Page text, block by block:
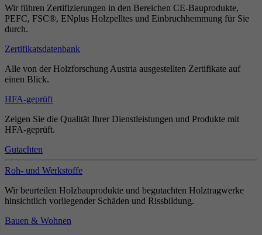
Wir führen Zertifizierungen in den Bereichen CE-Bauprodukte,
PEFC, FSC®, ENplus Holzpelltes und Einbruchhemmung für Sie
durch.
Zertifikatsdatenbank
Alle von der Holzforschung Austria ausgestellten Zertifikate auf
einen Blick.
HFA-geprüft
Zeigen Sie die Qualität Ihrer Dienstleistungen und Produkte mit
HFA-geprüft.
Gutachten
Roh- und Werkstoffe
Wir beurteilen Holzbauprodukte und begutachten Holztragwerke
hinsichtlich vorliegender Schäden und Rissbildung.
Bauen & Wohnen